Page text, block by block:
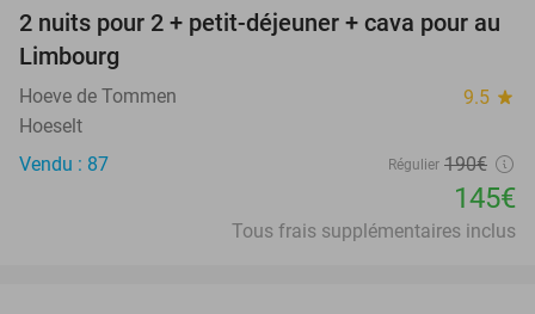
24%
2 nuits pour 2 + petit-déjeuner + cava pour au
Limbourg
Hoeve de Tommen 9.5 star
Hoeselt
Vendu : 87
Régulier 190€
145€
Tous frais supplémentaires inclus